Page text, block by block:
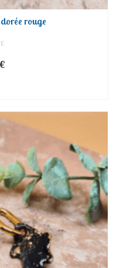
rouge
€